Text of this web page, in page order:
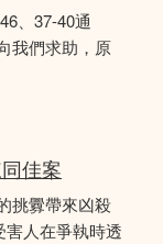
、37-40通
我們求助，原
佳案
挑釁帶來凶殺
害人在爭執時透